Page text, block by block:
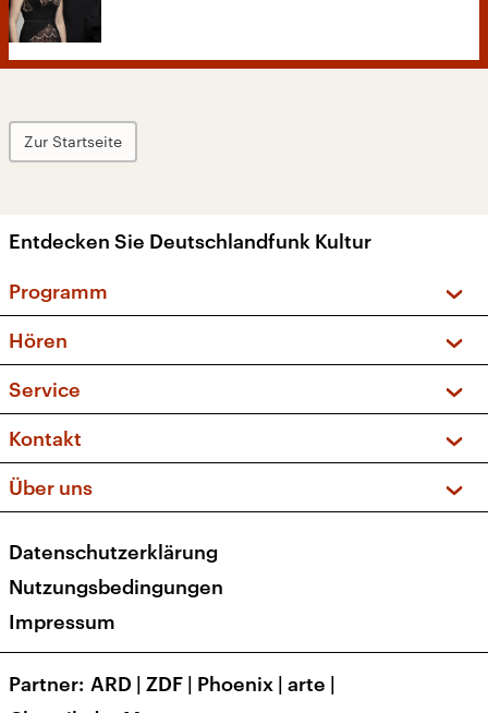
Zur Startseite
Entdecken Sie Deutschlandfunk Kultur
Programm
Sendungen und Podcasts
Musikliste
Kakadu – Das Kinderprogramm
Hören
Frequenzen (UKW + DAB+)
Service
FAQ
Apps
Newsletter
Veranstaltungen
Kontakt
Social Media
Über uns
Presse
Karriere
Transparenz
Datenschutzerklärung
Nutzungsbedingungen
Impressum
Partner ARD | ZDF | Phoenix | arte |